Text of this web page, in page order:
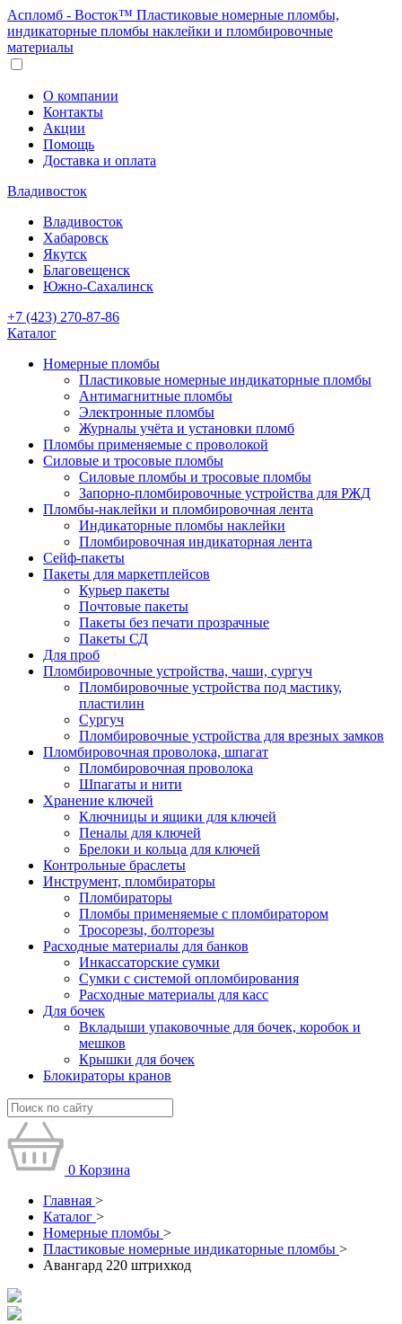
Аспломб - Восток™ Пластиковые номерные пломбы,
индикаторные пломбы наклейки и пломбировочные
материалы
О компании
Контакты
Акции
Помощь
Доставка и оплата
Владивосток
Владивосток
Хабаровск
Якутск
Благовещенск
Южно-Сахалинск
+7 (423) 270-87-86
Каталог
Номерные пломбы
Пластиковые номерные индикаторные пломбы
Антимагнитные пломбы
Электронные пломбы
Журналы учёта и установки пломб
Пломбы применяемые с проволокой
Силовые и тросовые пломбы
Силовые пломбы и тросовые пломбы
Запорно-пломбировочные устройства для РЖД
Пломбы-наклейки и пломбировочная лента
Индикаторные пломбы наклейки
Пломбировочная индикаторная лента
Сейф-пакеты
Пакеты для маркетплейсов
Курьер пакеты
Почтовые пакеты
Пакеты без печати прозрачные
Пакеты СД
Для проб
Пломбировочные устройства, чаши, сургуч
Пломбировочные устройства под мастику,
пластилин
Сургуч
Пломбировочные устройства для врезных замков
Пломбировочная проволока, шпагат
Пломбировочная проволока
Шпагаты и нити
Хранение ключей
Ключницы и ящики для ключей
Пеналы для ключей
Брелоки и кольца для ключей
Контрольные браслеты
Инструмент, пломбираторы
Пломбираторы
Пломбы применяемые с пломбиратором
Тросорезы, болторезы
Расходные материалы для банков
Инкассаторские сумки
Сумки с системой опломбирования
Расходные материалы для касс
Для бочек
Вкладыши упаковочные для бочек, коробок и
мешков
Крышки для бочек
Блокираторы кранов
0 Корзина
Главная >
Каталог >
Номерные пломбы >
Пластиковые номерные индикаторные пломбы >
Авангард 220 штрихкод